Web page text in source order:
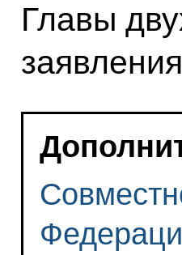
Главы